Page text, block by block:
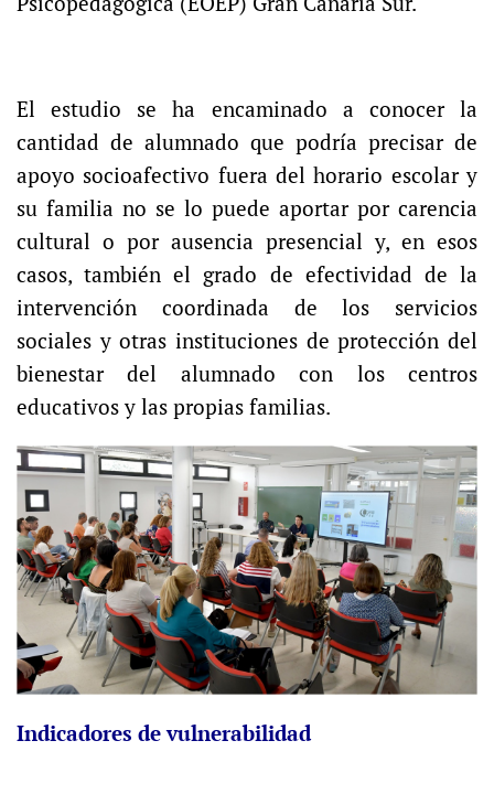
El estudio se ha encaminado a conocer la
cantidad de alumnado que podría precisar de
apoyo socioafectivo fuera del horario escolar y
su familia no se lo puede aportar por carencia
cultural o por ausencia presencial y, en esos
casos, también el grado de efectividad de la
intervención coordinada de los servicios
sociales y otras instituciones de protección del
bienestar del alumnado con los centros
educativos y las propias familias.
Indicadores de vulnerabilidad